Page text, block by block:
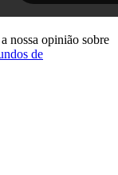
nossa opinião sobre
de